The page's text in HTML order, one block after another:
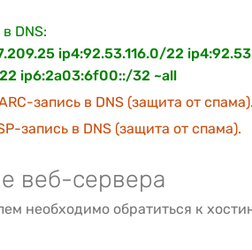
DNS:
ip4:92.53.116.0/22
ip6:2a03:6f00::/32 ~all
запись в DNS (защита от
запись в DNS (защита от спама).
веб-сервера
необходимо обратиться к